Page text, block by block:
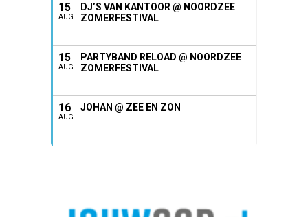
15
AUG
DJ’S VAN KANTOOR @ NOORDZEE
ZOMERFESTIVAL
15
AUG
PARTYBAND RELOAD @ NOORDZEE
ZOMERFESTIVAL
16
AUG
JOHAN @ ZEE EN ZON